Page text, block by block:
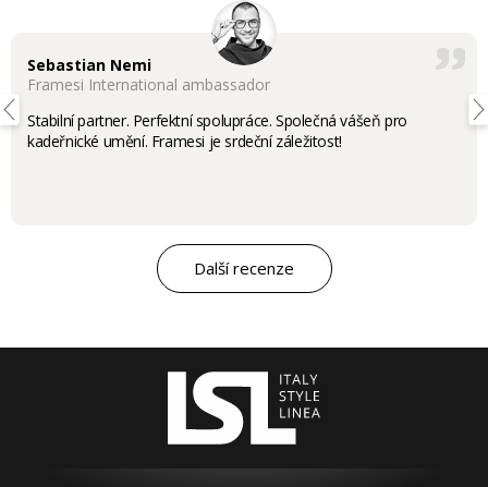
Sebastian Nemi
Framesi International ambassador
Stabilní partner. Perfektní spolupráce. Společná vášeň pro
kadeřnické umění. Framesi je srdeční záležitost!
Další recenze